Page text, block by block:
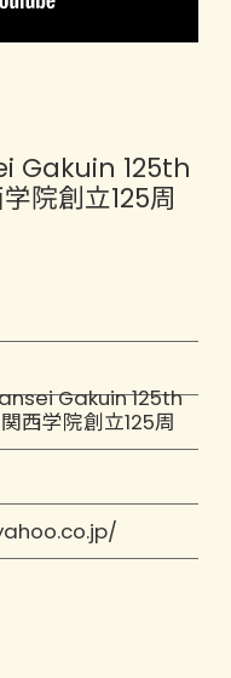
Gakuin 125th
創立125周
Gakuin 125th
学院創立125周